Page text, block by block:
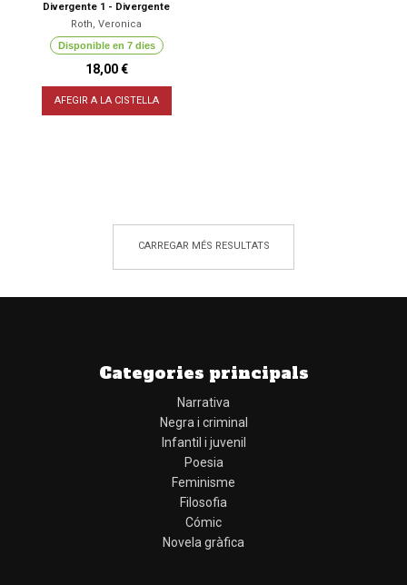
Divergente 1 - Divergente
Roth, Veronica
Disponible en 7 dies
18,00 €
AFEGIR A LA CISTELLA
CARREGAR MÉS RESULTATS
Categories principals
Narrativa
Negra i criminal
Infantil i juvenil
Poesia
Feminisme
Filosofia
Cómic
Novela gràfica